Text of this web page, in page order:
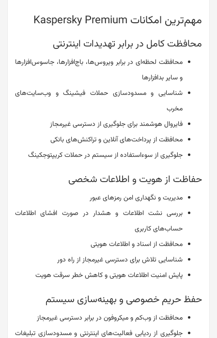
مهم‌ترین امکانات Kaspersky Premium
محافظت کامل در برابر تهدیدات اینترنتی
محافظت لحظه‌ای در برابر ویروس‌ها، باج‌افزارها، جاسوس‌افزارها
و سایر بدافزارها
شناسایی و مسدودسازی حملات فیشینگ و وب‌سایت‌های
مخرب
فایروال هوشمند برای جلوگیری از دسترسی غیرمجاز
محافظت از پرداخت‌های آنلاین و تراکنش‌های بانکی
جلوگیری از سوءاستفاده از سیستم در حملات کریپتوجکینگ
حفاظت از هویت و اطلاعات شخصی
مدیریت و نگهداری امن رمزهای عبور
بررسی نشت اطلاعات و هشدار در صورت افشای اطلاعات
حساب‌های کاربری
محافظت از اسناد و اطلاعات هویتی
شناسایی تلاش برای دسترسی غیرمجاز از راه دور
پایش امنیت اطلاعات هویتی و کاهش خطر سرقت هویت
حفظ حریم خصوصی و بهینه‌سازی سیستم
محافظت از وب‌کم و میکروفون در برابر دسترسی غیرمجاز
جلوگیری از ردیابی فعالیت‌های اینترنتی و مسدودسازی تبلیغات